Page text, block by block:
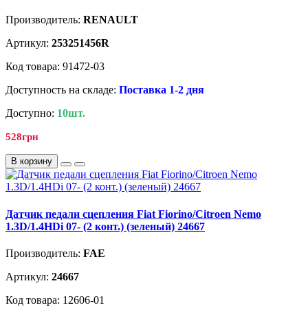
Производитель: RENAULT
Артикул: 253251456R
Код товара: 91472-03
Доступность на складе: Поставка 1-2 дня
Доступно: 10шт.
528грн
В корзину
Датчик педали сцепления Fiat Fiorino/Citroen Nemo
1.3D/1.4HDi 07- (2 конт.) (зеленый) 24667
Производитель: FAE
Артикул: 24667
Код товара: 12606-01